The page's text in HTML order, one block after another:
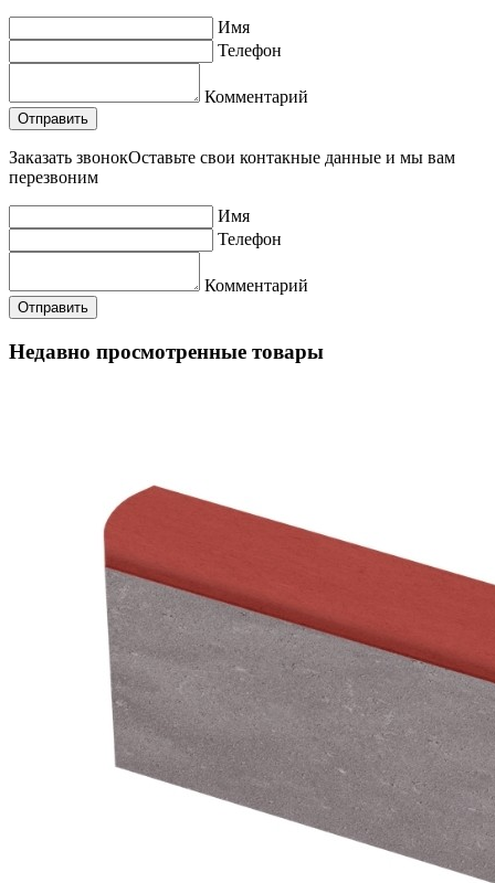
Имя
Телефон
Комментарий
Заказать звонокОставьте свои контакные данные и мы вам
перезвоним
Имя
Телефон
Комментарий
Недавно просмотренные товары